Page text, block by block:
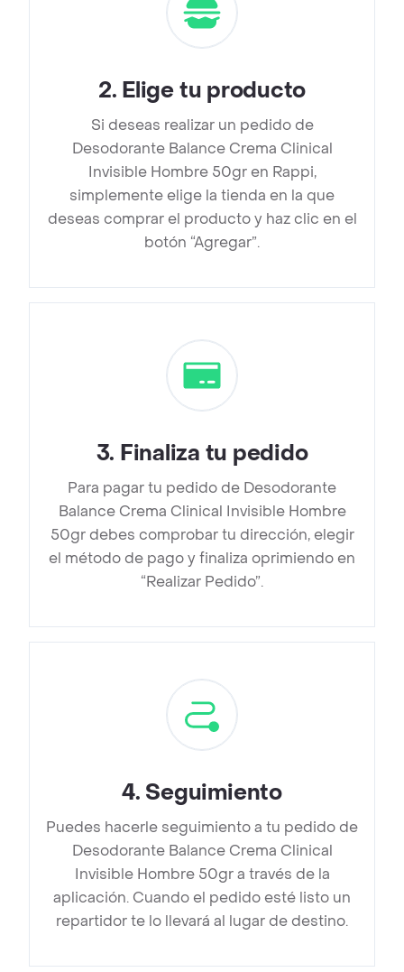
2. Elige tu producto
Si deseas realizar un pedido de
Desodorante Balance Crema Clinical
Invisible Hombre 50gr en Rappi,
simplemente elige la tienda en la que
deseas comprar el producto y haz clic en el
botón “Agregar”.
3. Finaliza tu pedido
Para pagar tu pedido de Desodorante
Balance Crema Clinical Invisible Hombre
50gr debes comprobar tu dirección, elegir
el método de pago y finaliza oprimiendo en
“Realizar Pedido”.
4. Seguimiento
Puedes hacerle seguimiento a tu pedido de
Desodorante Balance Crema Clinical
Invisible Hombre 50gr a través de la
aplicación. Cuando el pedido esté listo un
repartidor te lo llevará al lugar de destino.